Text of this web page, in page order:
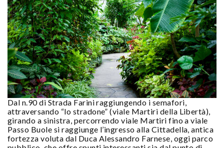
Dal n.90 di Strada Farini raggiungendo i semafori,
attraversando “lo stradone” (viale Martiri della Libertà),
girando a sinistra, percorrendo viale Martiri fino a viale
Passo Buole si raggiunge l’ingresso alla Cittadella, antica
fortezza voluta dal Duca Alessandro Farnese, oggi parco